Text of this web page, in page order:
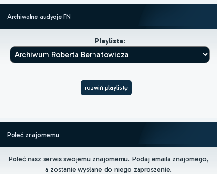
Archiwalne audycje FN
Playlista:
rozwiń playlistę
Poleć znajomemu
Poleć nasz serwis swojemu znajomemu. Podaj emaila znajomego,
a zostanie wysłane do niego zaproszenie.